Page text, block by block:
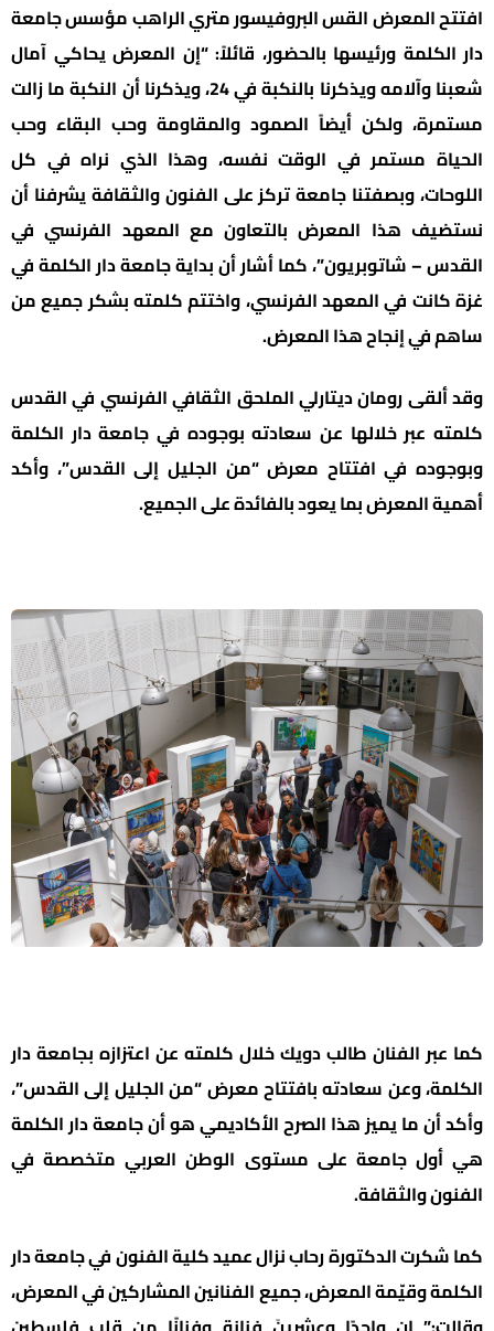
افتتح المعرض القس البروفيسور متري الراهب مؤسس جامعة
دار الكلمة ورئيسها بالحضور، قائلاً: “إن المعرض يحاكي آمال
شعبنا وآلامه ويذكرنا بالنكبة في 24، ويذكرنا أن النكبة ما زالت
مستمرة، ولكن أيضاً الصمود والمقاومة وحب البقاء وحب
الحياة مستمر في الوقت نفسه، وهذا الذي نراه في كل
اللوحات، وبصفتنا جامعة تركز على الفنون والثقافة يشرفنا أن
نستضيف هذا المعرض بالتعاون مع المعهد الفرنسي في
القدس – شاتوبريون”، كما أشار أن بداية جامعة دار الكلمة في
غزة كانت في المعهد الفرنسي، واختتم كلمته بشكر جميع من
ساهم في إنجاح هذا المعرض.
وقد ألقى رومان ديتارلي الملحق الثقافي الفرنسي في القدس
كلمته عبر خلالها عن سعادته بوجوده في جامعة دار الكلمة
وبوجوده في افتتاح معرض “من الجليل إلى القدس”، وأكد
أهمية المعرض بما يعود بالفائدة على الجميع.
كما عبر الفنان طالب دويك خلال كلمته عن اعتزازه بجامعة دار
الكلمة، وعن سعادته بافتتاح معرض “من الجليل إلى القدس”،
وأكد أن ما يميز هذا الصرح الأكاديمي هو أن جامعة دار الكلمة
هي أول جامعة على مستوى الوطن العربي متخصصة في
الفنون والثقافة.
كما شكرت الدكتورة رحاب نزال عميد كلية الفنون في جامعة دار
الكلمة وقيّمة المعرض، جميع الفنانين المشاركين في المعرض،